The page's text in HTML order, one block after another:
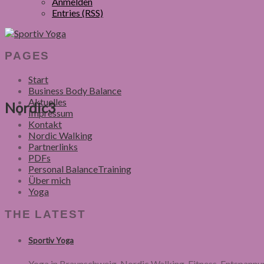
Nordic3
Entries (RSS)
PAGES
Start
Business Body Balance
Aktuelles
Impressum
Kontakt
Nordic Walking
Partnerlinks
PDFs
Personal BalanceTraining
Über mich
Yoga
THE LATEST
Sportiv Yoga